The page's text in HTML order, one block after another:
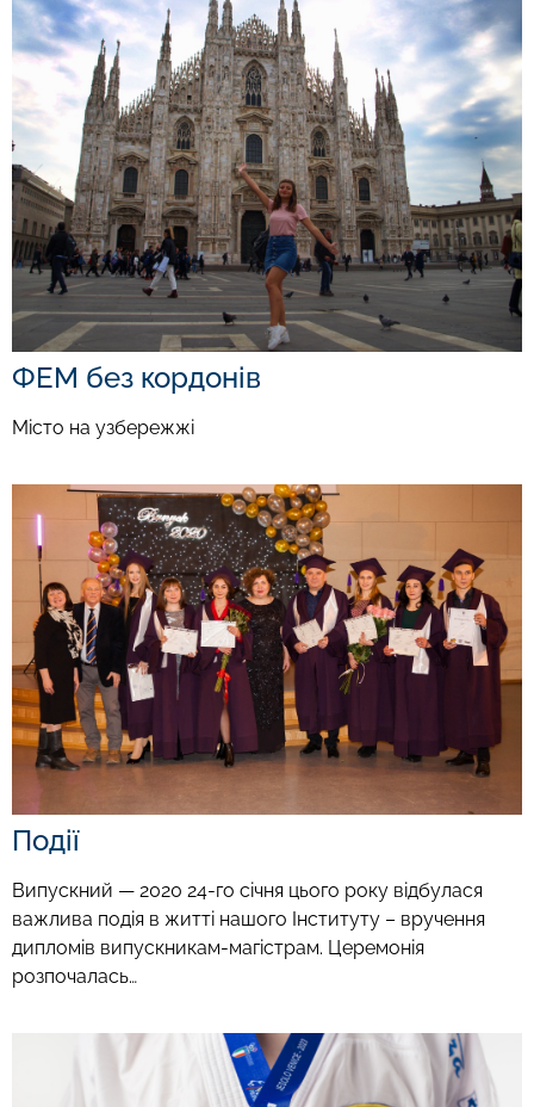
ФЕМ без кордонів
Місто на узбережжі
Події
Випускний — 2020 24-го січня цього року відбулася
важлива подія в житті нашого Інституту – вручення
дипломів випускникам-магістрам. Церемонія
розпочалась…